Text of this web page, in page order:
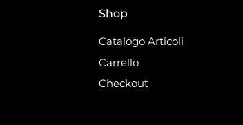
Shop
Catalogo Articoli
Carrello
Checkout